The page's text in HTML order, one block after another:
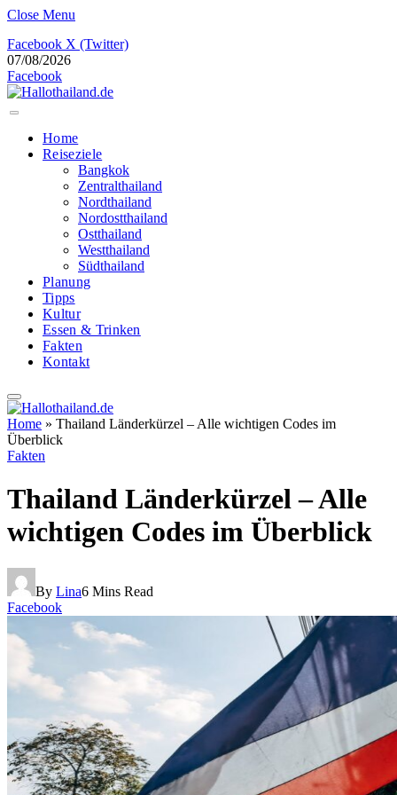
Close Menu
Facebook X (Twitter)
07/08/2026
Facebook
Home
Reiseziele
Bangkok
Zentralthailand
Nordthailand
Nordostthailand
Ostthailand
Westthailand
Südthailand
Planung
Tipps
Kultur
Essen & Trinken
Fakten
Kontakt
Home » Thailand Länderkürzel – Alle wichtigen Codes im
Überblick
Fakten
Thailand Länderkürzel – Alle
wichtigen Codes im Überblick
By Lina6 Mins Read
Facebook